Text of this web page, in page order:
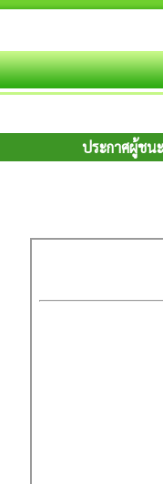
ประกาศผู้ชน